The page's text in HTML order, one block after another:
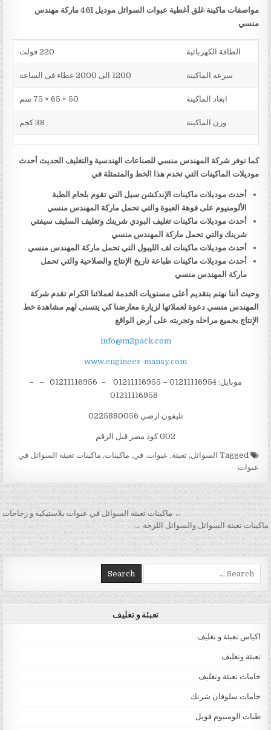
مواصفات ماكينة غلق أغطية عبوات السوائل موديل 461 ماركة مهندس
منسي
الطاقة الكهربائية 220 فولت
سرعه الماكينة 1200 الى 2000 غطاء فى الساعة
ابعاد الماكينة 50 × 65 × 75 سم
وزن الماكينة 38 كجم
كما توفر شركة المهندس منسي للصناعات الهندسية والتغليف الحديث أحدث
موديلات الماكينات التي تخدم هذا الخط والمتمثلة في
أحدث موديلات ماكينات الإندكشن سيل التي تقوم بلحام الطبة
الألومنيوم على فوهة العبوة والتي تحمل ماركة المهندس منسي
أحدث موديلات ماكينات تغليف البودي شرينك وتغليف السليف سيفتي
شرينك والتي تحمل ماركة المهندس منسي
أحدث موديلات ماكينات لف الليبول التي تحمل ماركة المهندس منسي
أحدث موديلات ماكينات طباعة تاريخ الإنتاج والصلاحية والتي تحمل
ماركة المهندس منسي
وحيث أننا نهتم بتقديم أعلى مستويات الخدمة لعملائنا الكرام تقدم شركة
المهندس منسي دعوة لعملائها لزيارة معارضنا كي يتسنى لهم مشاهدة خط
الإنتاج بجميع مراحله وتجربته على أرض الواقع
info@m2pack.com
www.engineer-mansy.com
موبايل: 01211116954 – 01211116955 – 01211116956 – –
تليفون ارضي 0225880056
002 كود مصر قبل الرقم
Tagged السوائل,تعبئة, عبوات,في, ماكينات, ماكينات تعبئة السوائل في
عبوات
تصفّح المقالات← ماكينات تعبئة السوائل في عبوات بلاستيكية و زجاجات
ماكينات تعبئة السوائل والسوائل اللزجة →
Search for:
تعبئة و تغليف
اكياس تعبئة و تغليف
تعبئة وتغليف
خامات تعبئة وتغليف
خامات سلوفان شرنك
طبات الومنيوم فويل